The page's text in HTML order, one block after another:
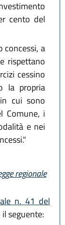
cento del
concessi, a
rispettano
cessino
la propria
cui sono
Comune, i
e nei
regionale
n. 41 del
seguente: